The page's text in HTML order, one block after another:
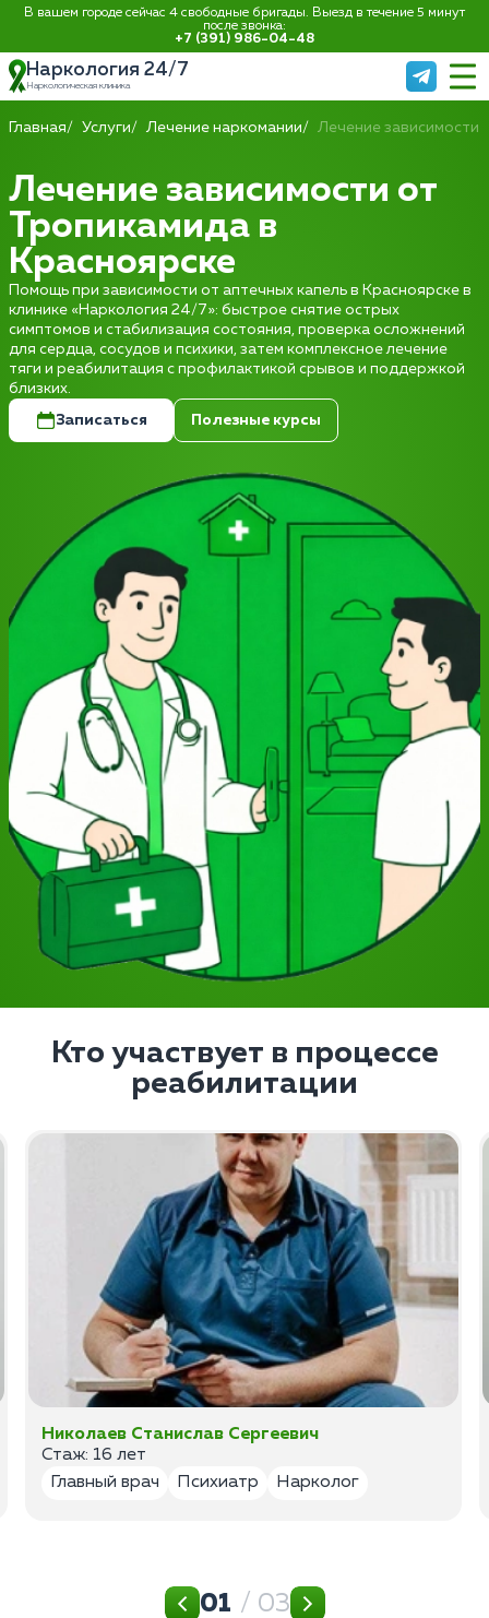
В вашем городе сейчас 4 свободные бригады. Выезд в течение 5 минут
после звонка:
+7 (391) 986-04-48
Наркология 24/7
Наркологическая клиника
Главная Услуги Лечение наркомании Лечение зависимости
Лечение зависимости от
Тропикамида в
Красноярске
Помощь при зависимости от аптечных капель в Красноярске в
клинике «Наркология 24/7»: быстрое снятие острых
симптомов и стабилизация состояния, проверка осложнений
для сердца, сосудов и психики, затем комплексное лечение
тяги и реабилитация с профилактикой срывов и поддержкой
близких.
Записаться Полезные курсы
Кто участвует в процессе
реабилитации
Николаев Станислав Сергеевич
Стаж: 16 лет
Главный врач
Психиатр Нарколог
01 / 03